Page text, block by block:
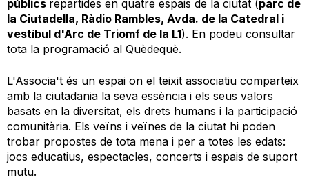
públics repartides en quatre espais de la ciutat (parc de
la Ciutadella, Ràdio Rambles, Avda. de la Catedral i
vestíbul d'Arc de Triomf de la L1). En podeu consultar
tota la programació al Quèdequè.
L'Associa't és un espai on el teixit associatiu comparteix
amb la ciutadania la seva essència i els seus valors
basats en la diversitat, els drets humans i la participació
comunitària. Els veïns i veïnes de la ciutat hi poden
trobar propostes de tota mena i per a totes les edats:
jocs educatius, espectacles, concerts i espais de suport
mutu.